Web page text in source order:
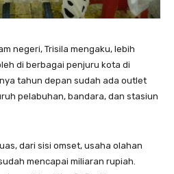
negeri, Trisila mengaku, lebih
di berbagai penjuru kota di
tahun depan sudah ada outlet
pelabuhan, bandara, dan stasiun
dari sisi omset, usaha olahan
mencapai miliaran rupiah.